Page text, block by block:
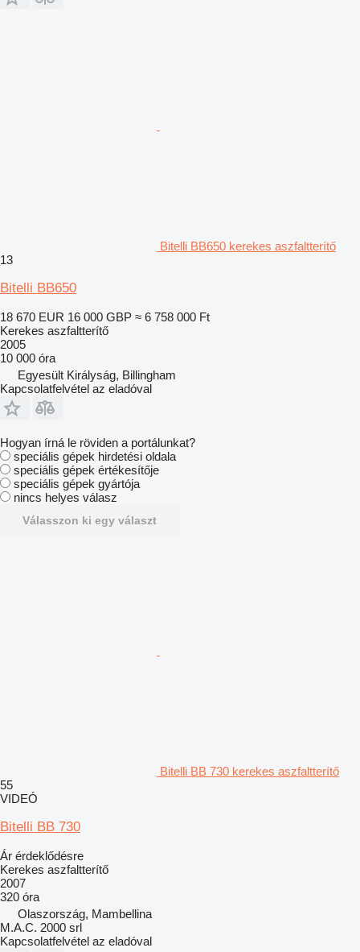
Bitelli BB650 kerekes aszfaltterítő
13
Bitelli BB650
18 670 EUR 16 000 GBP ≈ 6 758 000 Ft
Kerekes aszfaltterítő
2005
10 000 óra
Egyesült Királyság, Billingham
Kapcsolatfelvétel az eladóval
Hogyan írná le röviden a portálunkat?
speciális gépek hirdetési oldala
speciális gépek értékesítője
speciális gépek gyártója
nincs helyes válasz
Válasszon ki egy választ
Bitelli BB 730 kerekes aszfaltterítő
55
VIDEÓ
Bitelli BB 730
Ár érdeklődésre
Kerekes aszfaltterítő
2007
320 óra
Olaszország, Mambellina
M.A.C. 2000 srl
Kapcsolatfelvétel az eladóval